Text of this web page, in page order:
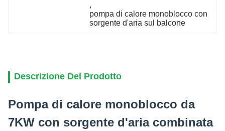
,
pompa di calore monoblocco con
sorgente d'aria sul balcone
Descrizione Del Prodotto
Pompa di calore monoblocco da
7KW con sorgente d'aria combinata